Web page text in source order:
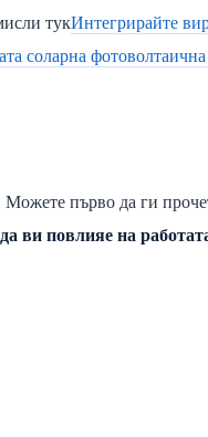
тукИнтегрирайте
соларна
първо да ги
ви повлияе на